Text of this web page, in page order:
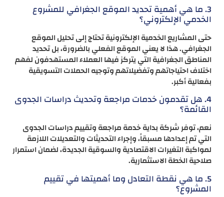
3. ما هي أهمية تحديد الموقع الجغرافي للمشروع
الخدمي الإلكتروني؟
حتى المشاريع الخدمية الإلكترونية تحتاج إلى تحليل الموقع
الجغرافي. هذا لا يعني الموقع الفعلي بالضرورة، بل تحديد
المناطق الجغرافية التي يتركز فيها العملاء المستهدفون لفهم
اختلاف احتياجاتهم وتفضيلاتهم وتوجيه الحملات التسويقية
بفعالية أكبر.
4. هل تقدمون خدمات مراجعة وتحديث دراسات الجدوى
القائمة؟
نعم، توفر شركة بداية خدمة مراجعة وتقييم دراسات الجدوى
التي تم إعدادها مسبقاً، وإجراء التحديثات والتعديلات اللازمة
لمواكبة التغيرات الاقتصادية والسوقية الجديدة، لضمان استمرار
صلاحية الخطة الاستثمارية.
5. ما هي نقطة التعادل وما أهميتها في تقييم
المشروع؟